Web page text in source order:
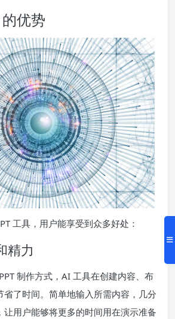
优势
工具，用户能享受到众多好处：
精力
制作方式，AI 工具在创建内容、布
省了时间。简单地输入所需内容，几分
让用户能够将更多的时间用在演示准备